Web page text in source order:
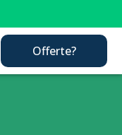
Offerte?